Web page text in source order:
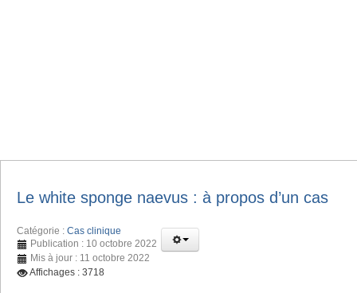
Le white sponge naevus : à propos d’un cas
Catégorie : Cas clinique
Publication : 10 octobre 2022
Mis à jour : 11 octobre 2022
Affichages : 3718